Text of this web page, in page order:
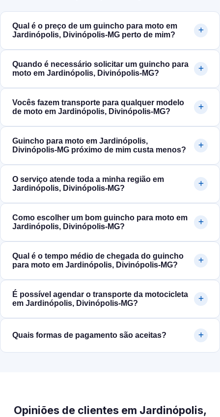
Qual é o preço de um guincho para moto em
Jardinópolis, Divinópolis‑MG perto de mim?
Quando é necessário solicitar um guincho para
moto em Jardinópolis, Divinópolis‑MG?
Vocês fazem transporte para qualquer modelo
de moto em Jardinópolis, Divinópolis‑MG?
Guincho para moto em Jardinópolis,
Divinópolis‑MG próximo de mim custa menos?
O serviço atende toda a minha região em
Jardinópolis, Divinópolis‑MG?
Como escolher um bom guincho para moto em
Jardinópolis, Divinópolis‑MG?
Qual é o tempo médio de chegada do guincho
para moto em Jardinópolis, Divinópolis‑MG?
É possível agendar o transporte da motocicleta
em Jardinópolis, Divinópolis‑MG?
Quais formas de pagamento são aceitas?
Opiniões de clientes em Jardinópolis,